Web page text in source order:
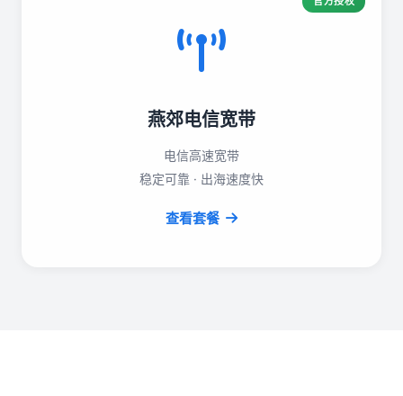
燕郊电信宽带
电信高速宽带
稳定可靠 · 出海速度快
查看套餐